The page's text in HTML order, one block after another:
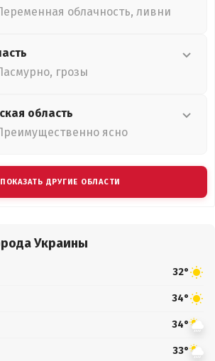
облачность, ливни
грозы
область
ясно
ПОКАЗАТЬ ДРУГИЕ ОБЛАСТИ
Украины
32°
34°
34°
33°